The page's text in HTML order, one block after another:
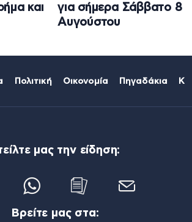
και
για σήμερα Σάββατο 8
Αυγούστου
Πολιτική Οικονομία Πηγαδάκια
μας την είδηση:
Βρείτε μας στα: